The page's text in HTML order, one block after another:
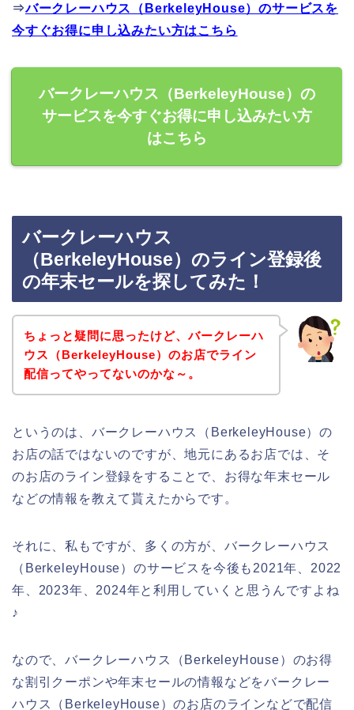
⇒バークレーハウス（BerkeleyHouse）のサービスを
今すぐお得に申し込みたい方はこちら
バークレーハウス（BerkeleyHouse）の
サービスを今すぐお得に申し込みたい方
はこちら
バークレーハウス
（BerkeleyHouse）のライン登録後
の年末セールを探してみた！
ちょっと疑問に思ったけど、バークレーハ
ウス（BerkeleyHouse）のお店でライン
配信ってやってないのかな～。
というのは、バークレーハウス（BerkeleyHouse）の
お店の話ではないのですが、地元にあるお店では、そ
のお店のライン登録をすることで、お得な年末セール
などの情報を教えて貰えたからです。
それに、私もですが、多くの方が、バークレーハウス
（BerkeleyHouse）のサービスを今後も2021年、2022
年、2023年、2024年と利用していくと思うんですよね
♪
なので、バークレーハウス（BerkeleyHouse）のお得
な割引クーポンや年末セールの情報などをバークレー
ハウス（BerkeleyHouse）のお店のラインなどで配信